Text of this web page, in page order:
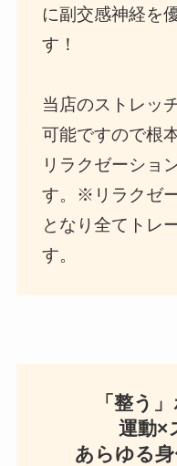
に副交感神経を
す！
当店のストレッ
可能ですので根
リラクゼーショ
す。※リラクゼ
となり全てトレ
す。
「整う
運動×
あらゆる